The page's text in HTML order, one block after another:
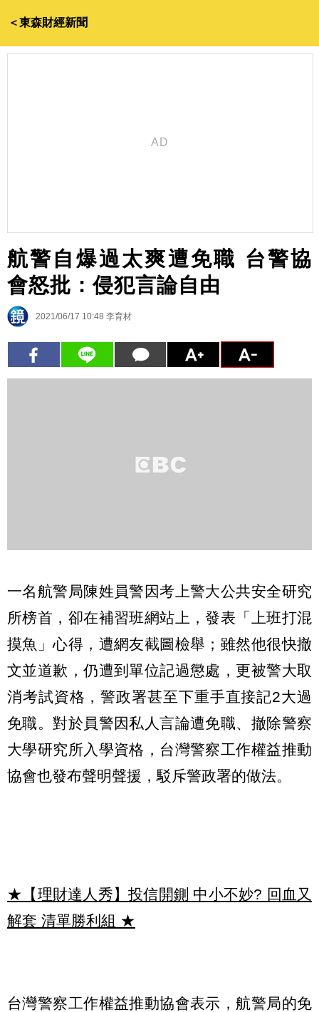
＜東森財經新聞
航警自爆過太爽遭免職 台警協
會怒批：侵犯言論自由
2021/06/17 10:48 李育材
一名航警局陳姓員警因考上警大公共安全研究
所榜首，卻在補習班網站上，發表「上班打混
摸魚」心得，遭網友截圖檢舉；雖然他很快撤
文並道歉，仍遭到單位記過懲處，更被警大取
消考試資格，警政署甚至下重手直接記2大過
免職。對於員警因私人言論遭免職、撤除警察
大學研究所入學資格，台灣警察工作權益推動
協會也發布聲明聲援，駁斥警政署的做法。
★【理財達人秀】投信開鍘 中小不妙? 回血又
解套 清單勝利組 ★
台灣警察工作權益推動協會表示，航警局的免